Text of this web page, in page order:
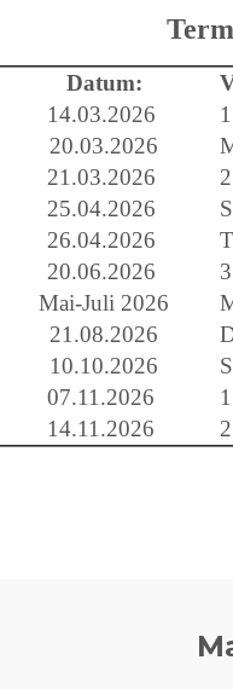
Datum:
14.03.2026
20.03.2026
21.03.2026
25.04.2026
26.04.2026
20.06.2026
Mai-Juli 2026
21.08.2026
10.10.2026
07.11.2026
14.11.2026